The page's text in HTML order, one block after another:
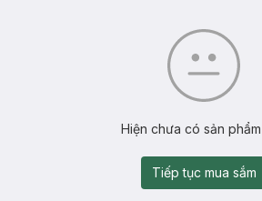
Hiện chưa có sản
Tiếp tục mua sắm